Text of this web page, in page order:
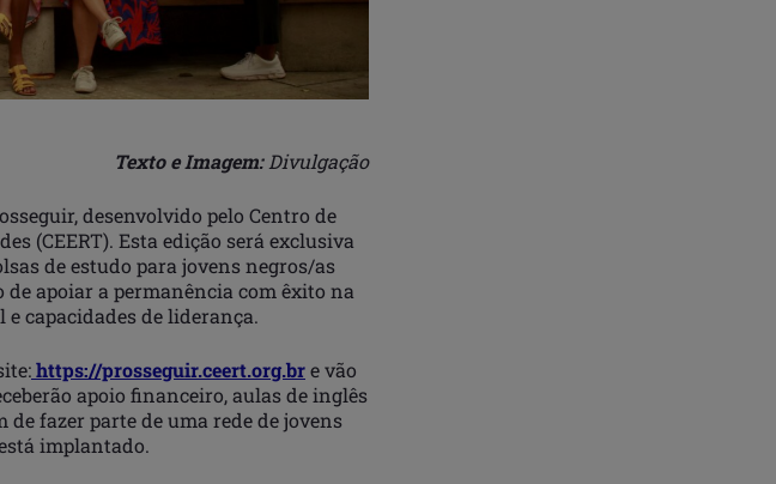
Texto e Imagem: Divulgação
desenvolvido pelo Centro de
(CEERT). Esta edição será exclusiva
de estudo para jovens negros/as
de apoiar a permanência com êxito na
capacidades de liderança.
https://prosseguir.ceert.org.bre vão
apoio financeiro, aulas de inglês
fazer parte de uma rede de jovens
implantado.